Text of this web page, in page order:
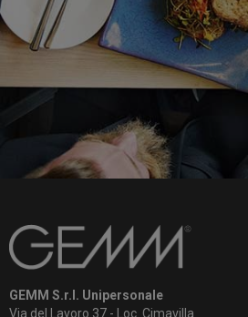
GEMM S.r.l. Unipersonale
Via del Lavoro 37 - Loc. Cimavilla